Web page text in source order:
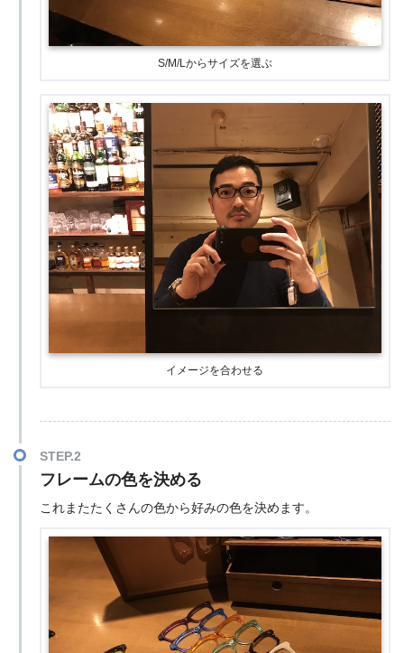
S/M/Lからサイズを選ぶ
イメージを合わせる
STEP.2
フレームの色を決める
これまたたくさんの色から好みの色を決めます。